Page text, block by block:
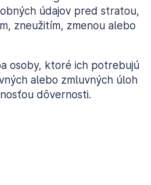
údajov pred stratou,
zneužitím, zmenou alebo
osoby, ktoré ich potrebujú
alebo zmluvných úloh
dôvernosti.